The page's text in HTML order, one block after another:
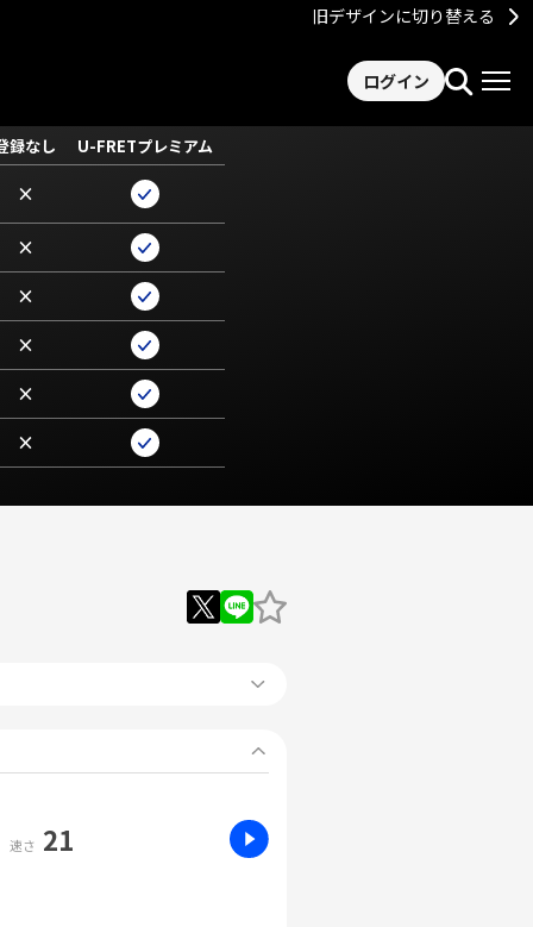
旧デザインに切り替える
ログイン
録なし U-FRETプレミアム
×
×
×
×
×
×
速さ 21